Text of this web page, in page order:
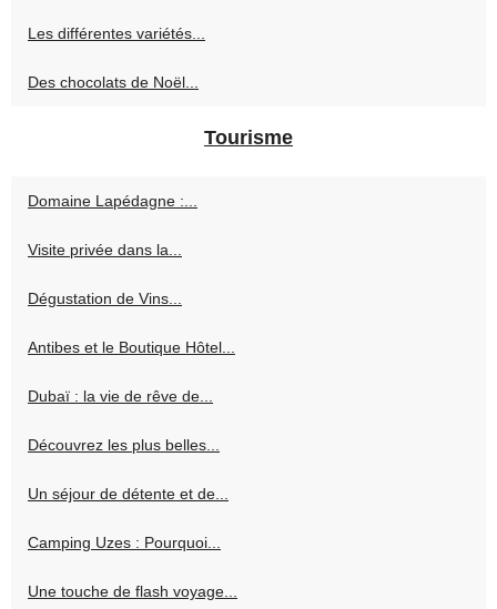
Les différentes variétés...
Des chocolats de Noël...
Tourisme
Domaine Lapédagne :...
Visite privée dans la...
Dégustation de Vins...
Antibes et le Boutique Hôtel...
Dubaï : la vie de rêve de...
Découvrez les plus belles...
Un séjour de détente et de...
Camping Uzes : Pourquoi...
Une touche de flash voyage...